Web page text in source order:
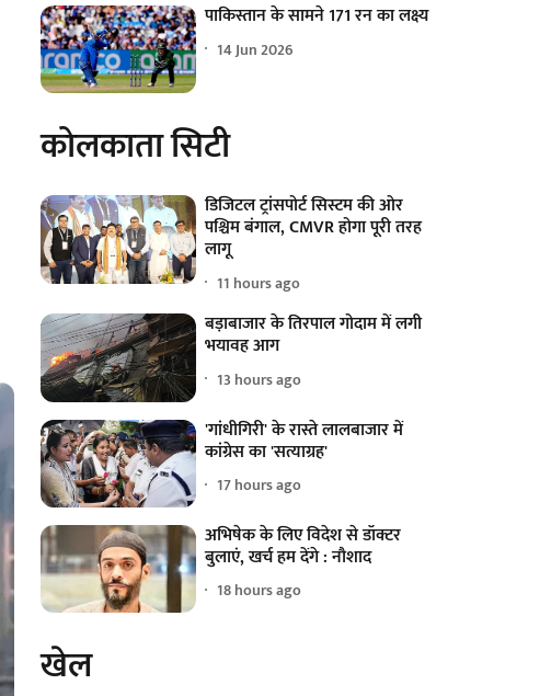
पाकिस्तान के सामने 171 रन का लक्ष्य
14 Jun 2026
कोलकाता सिटी
डिजिटल ट्रांसपोर्ट सिस्टम की ओर
पश्चिम बंगाल, CMVR होगा पूरी तरह
लागू
11 hours ago
बड़ाबाजार के तिरपाल गोदाम में लगी
भयावह आग
13 hours ago
'गांधीगिरी' के रास्ते लालबाजार में
कांग्रेस का 'सत्याग्रह'
17 hours ago
अभिषेक के लिए विदेश से डॉक्टर
बुलाएं, खर्च हम देंगे : नौशाद
18 hours ago
खेल